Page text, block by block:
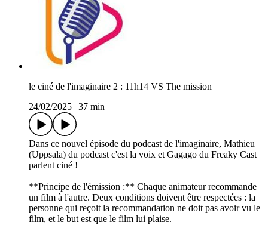
le ciné de l'imaginaire 2 : 11h14 VS The mission
24/02/2025
37 min
Dans ce nouvel épisode du podcast de l'imaginaire, Mathieu
(Uppsala) du podcast c'est la voix et Gagago du Freaky Cast
parlent ciné !
**Principe de l'émission :** Chaque animateur recommande
un film à l'autre. Deux conditions doivent être respectées : la
personne qui reçoit la recommandation ne doit pas avoir vu le
film, et le but est que le film lui plaise.